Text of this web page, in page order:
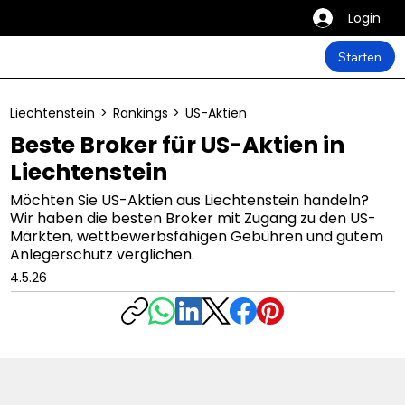
Login
Starten
Beste Broker für US-Aktien in
Liechtenstein
Möchten Sie US-Aktien aus Liechtenstein handeln?
Wir haben die besten Broker mit Zugang zu den US-
Märkten, wettbewerbsfähigen Gebühren und gutem
Anlegerschutz verglichen.
Liechtenstein > Rankings > US-Aktien
4.5.26